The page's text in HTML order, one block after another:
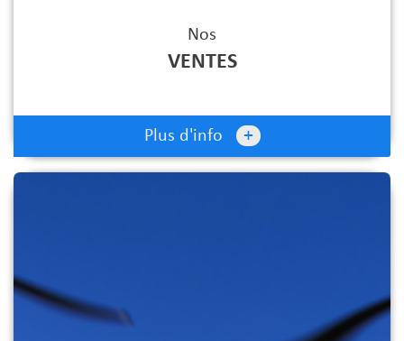
Nos
VENTES
Plus d'info +